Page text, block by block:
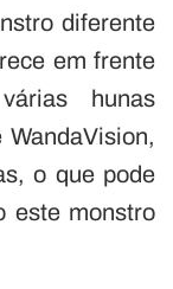
diferente
em frente
hunas
o que pode
este monstro